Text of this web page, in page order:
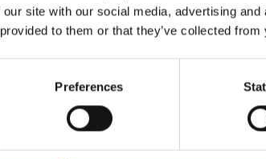
site with our social media, advertising
to them or that they’ve collected
Preferences
flotte og unikke